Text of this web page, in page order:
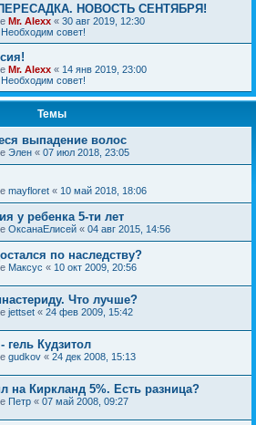
НОВОСТЬ СЕНТЯБРЯ!
Mr. Alexx « 30 авг 2019, 12:30
Необходим совет!
Mr. Alexx « 14 янв 2019, 23:00
Необходим совет!
Темы
выпадение волос
Элен « 07 июл 2018, 23:05
mayfloret « 10 май 2018, 18:06
у ребенка 5-ти лет
ОксанаЕлисей « 04 авг 2015, 14:56
по наследству?
Максус « 10 окт 2009, 20:56
Что лучше?
jettset « 24 фев 2009, 15:42
гель Кудзитол
gudkov « 24 дек 2008, 15:13
на Киркланд 5%. Есть разница?
Петр « 07 май 2008, 09:27